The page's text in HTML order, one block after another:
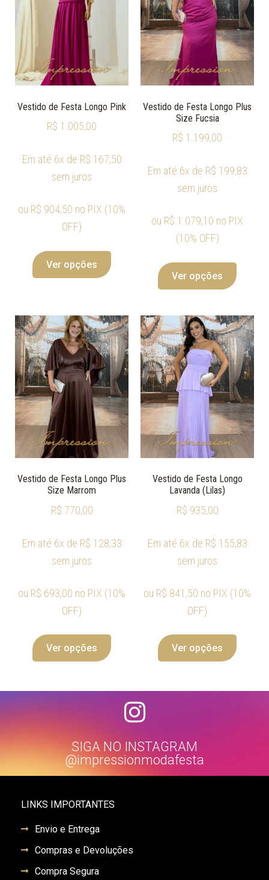
Vestido de Festa Longo Pink
R$ 1.005,00
Em até 6x de R$ 167,50
sem juros
ou R$ 904,50 no PIX (10%
OFF)
Ver opções
Vestido de Festa Longo Plus
Size Fucsia
R$ 1.199,00
Em até 6x de R$ 199,83
sem juros
ou R$ 1.079,10 no PIX
(10% OFF)
Ver opções
Vestido de Festa Longo Plus
Size Marrom
R$ 770,00
Em até 6x de R$ 128,33
sem juros
ou R$ 693,00 no PIX (10%
OFF)
Ver opções
Vestido de Festa Longo
Lavanda (Lilas)
R$ 935,00
Em até 6x de R$ 155,83
sem juros
ou R$ 841,50 no PIX (10%
OFF)
Ver opções
SIGA NO INSTAGRAM
@impressionmodafesta
LINKS IMPORTANTES
Envio e Entrega
Compras e Devoluções
Compra Segura